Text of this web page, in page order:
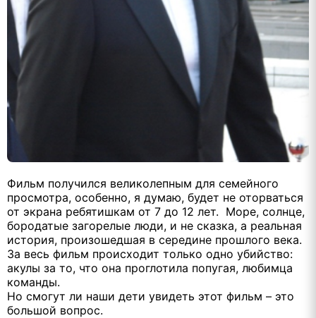
Фильм получился великолепным для семейного
просмотра, особенно, я думаю, будет не оторваться
от экрана ребятишкам от 7 до 12 лет. Море, солнце,
бородатые загорелые люди, и не сказка, а реальная
история, произошедшая в середине прошлого века.
За весь фильм происходит только одно убийство:
акулы за то, что она проглотила попугая, любимца
команды.
Но смогут ли наши дети увидеть этот фильм – это
большой вопрос.